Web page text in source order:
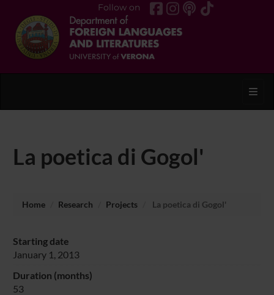
Follow on
La poetica di Gogol'
Home Research Projects La poetica di Gogol'
Starting date
January 1, 2013
Duration (months)
53